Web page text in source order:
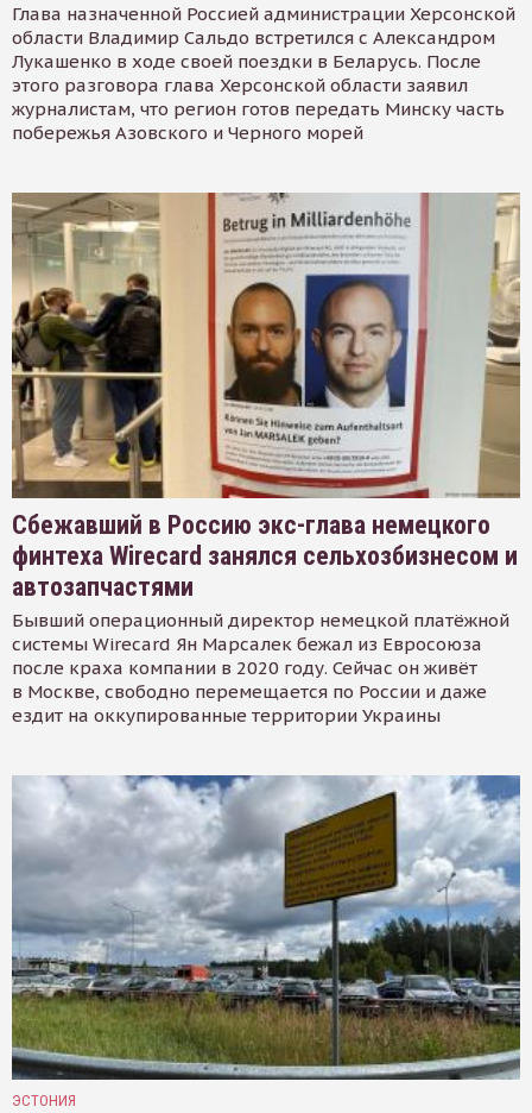
Глава назначенной Россией администрации Херсонской
области Владимир Сальдо встретился с Александром
Лукашенко в ходе своей поездки в Беларусь. После
этого разговора глава Херсонской области заявил
журналистам, что регион готов передать Минску часть
побережья Азовского и Черного морей
Сбежавший в Россию экс-глава немецкого
финтеха Wirecard занялся сельхозбизнесом и
автозапчастями
Бывший операционный директор немецкой платёжной
системы Wirecard Ян Марсалек бежал из Евросоюза
после краха компании в 2020 году. Сейчас он живёт
в Москве, свободно перемещается по России и даже
ездит на оккупированные территории Украины
ЭСТОНИЯ